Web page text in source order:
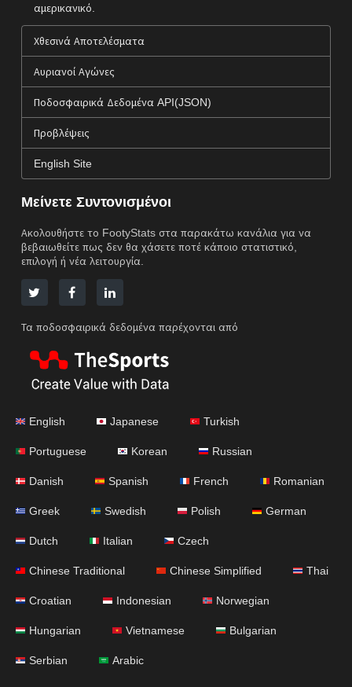
αμερικανικό.
Χθεσινά Αποτελέσματα
Αυριανοί Αγώνες
Ποδοσφαιρικά Δεδομένα API(JSON)
Προβλέψεις
English Site
Μείνετε Συντονισμένοι
Ακολουθήστε το FootyStats στα παρακάτω κανάλια για να
βεβαιωθείτε πως δεν θα χάσετε ποτέ κάποιο στατιστικό,
επιλογή ή νέα λειτουργία.
Τα ποδοσφαιρικά δεδομένα παρέχονται από
English Japanese Turkish
Portuguese Korean Russian
Danish Spanish French Romanian
Greek Swedish Polish German
Dutch Italian Czech
Chinese Traditional Chinese Simplified Thai
Croatian Indonesian Norwegian
Hungarian Vietnamese Bulgarian
Serbian Arabic